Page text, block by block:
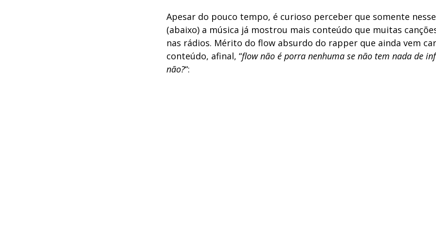
Apesar do pouco tempo, é curioso perceber que somente
(abaixo) a música já mostrou mais conteúdo que muitas
nas rádios. Mérito do flow absurdo do rapper que ainda vem
conteúdo, afinal, “flow não é porra nenhuma se não tem nada de
não?“: